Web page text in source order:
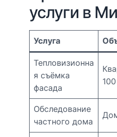
услуги в
Услуга
Тепловизионна
я съёмка
фасада
Обследование
частного дома